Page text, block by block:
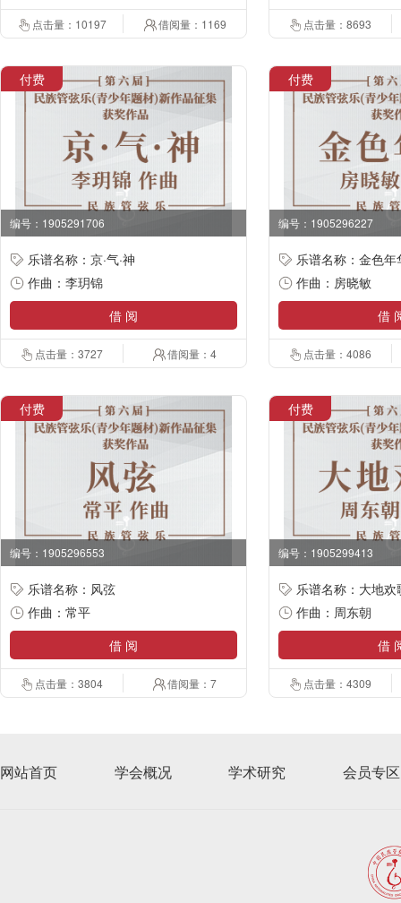
点击量：10197 借阅量：1169 点击量：8693
付费
编号：1905291706
乐谱名称：京·气·神
作曲：李玥锦
借 阅
点击量：3727 借阅量：4
付费
编号：1905296227
乐谱名称：金色年
作曲：房晓敏
借
点击量：4086
付费
编号：1905296553
乐谱名称：风弦
作曲：常平
借 阅
点击量：3804 借阅量：7
付费
编号：1905299413
乐谱名称：大地欢
作曲：周东朝
借
点击量：4309
网站首页 学会概况 学术研究 会员专区